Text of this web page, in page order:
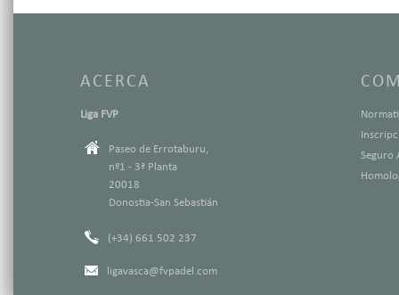
ACERCA
Liga FVP
Paseo de Errotaburu,
nº1 - 3ª Planta
20018
Donostia-San Sebastián
(+34) 661 502 237
ligavasca@fvpadel.com
Seguro